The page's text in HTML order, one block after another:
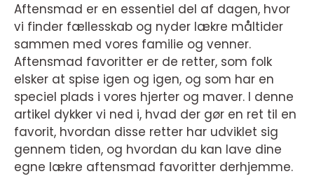
Aftensmad er en essentiel del af dagen, hvor
vi finder fællesskab og nyder lækre måltider
sammen med vores familie og venner.
Aftensmad favoritter er de retter, som folk
elsker at spise igen og igen, og som har en
speciel plads i vores hjerter og maver. I denne
artikel dykker vi ned i, hvad der gør en ret til en
favorit, hvordan disse retter har udviklet sig
gennem tiden, og hvordan du kan lave dine
egne lækre aftensmad favoritter derhjemme.